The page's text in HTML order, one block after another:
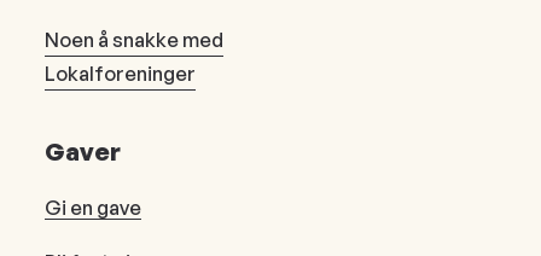
Noen å snakke med
Lokalforeninger
Gaver
Gi en gave